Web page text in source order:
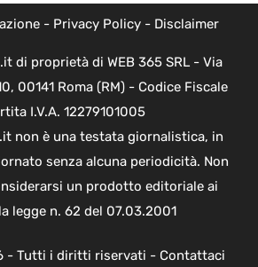
- Privacy Policy- Disclaimer
di proprietà di WEB 365 SRL - Via
00141 Roma (RM) - Codice Fiscale
I.V.A. 12279101005
non è una testata giornalistica, in
senza alcuna periodicità. Non
un prodotto editoriale ai
legge n. 62 del 07.03.2001
- Tutti i diritti riservati - Contattaci